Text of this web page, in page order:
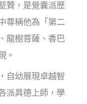
贊，是覺囊派歷
尊稱他為「第二
龍樹菩薩、香巴
。
自幼展現卓越智
派具德上師，學